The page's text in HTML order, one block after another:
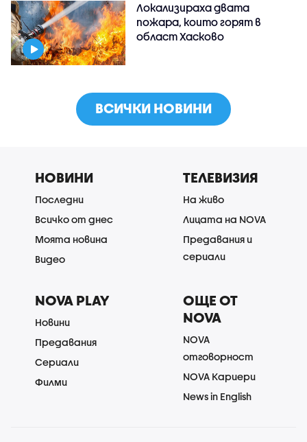
Локализираха двата
пожара, които горят в
област Хасково
ВСИЧКИ НОВИНИ
НОВИНИ
Последни
Всичко от днес
Моята новина
Видео
ТЕЛЕВИЗИЯ
На живо
Лицата на NOVA
Предавания и
сериали
NOVA PLAY
Новини
Предавания
Сериали
Филми
ОЩЕ ОТ
NOVA
NOVA
отговорност
NOVA Кариери
News in English